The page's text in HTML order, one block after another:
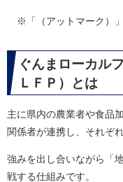
※「（アットマーク）」
ぐんまローカル
ＬＦＰ）とは
主に県内の農業者や食品
関係者が連携し、それぞ
強みを出し合いながら「
戦する仕組みです。